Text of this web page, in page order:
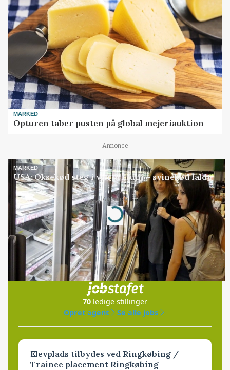
MARKED
Opturen taber pusten på global mejeriauktion
Annonce
MARKED
USA: Oksekød steg i værdi i juni – svinekød faldt
Annonce
Loading...
Jobs
i samarbejde med
70 ledige stillinger
Opret agent
Se alle jobs
Elevplads tilbydes ved Ringkøbing /
Trainee placement Ringkøbing